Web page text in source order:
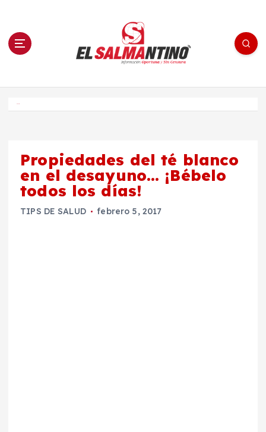
n El Salmantino - medios/noticias/editorial
Propiedades del té blanco
en el desayuno… ¡Bébelo
todos los días!
TIPS DE SALUD febrero 5, 2017